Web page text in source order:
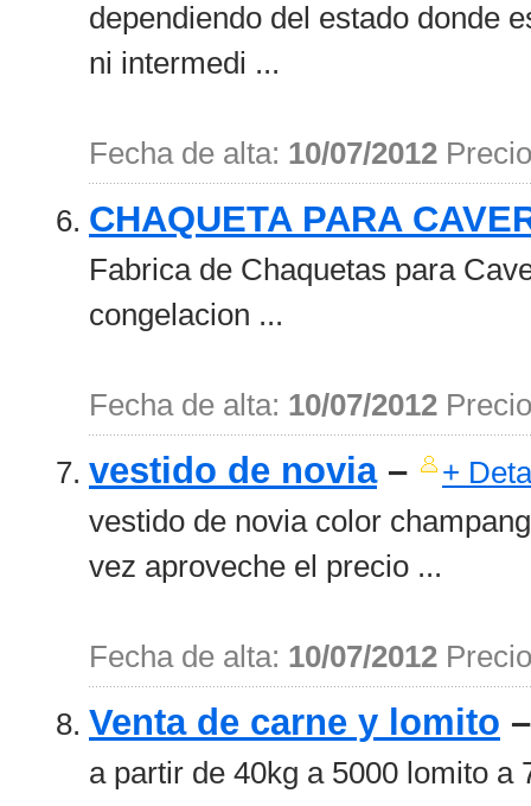
dependiendo del estado donde
ni intermedi ...
Fecha de alta: 10/07/2012
CHAQUETA PARA
Fabrica de Chaquetas para
congelacion ...
Fecha de alta: 10/07/2012
vestido de novia– +
vestido de novia color
vez aproveche el precio ...
Fecha de alta: 10/07/2012
Venta de carne y lomito
a partir de 40kg a 5000 lomito a